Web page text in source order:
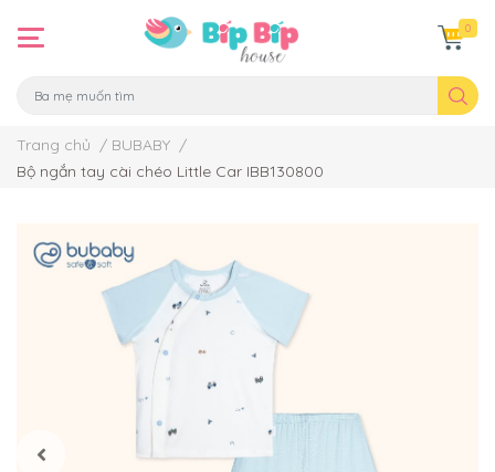
0
Trang chủ / BUBABY /
Bộ ngắn tay cài chéo Little Car IBB130800